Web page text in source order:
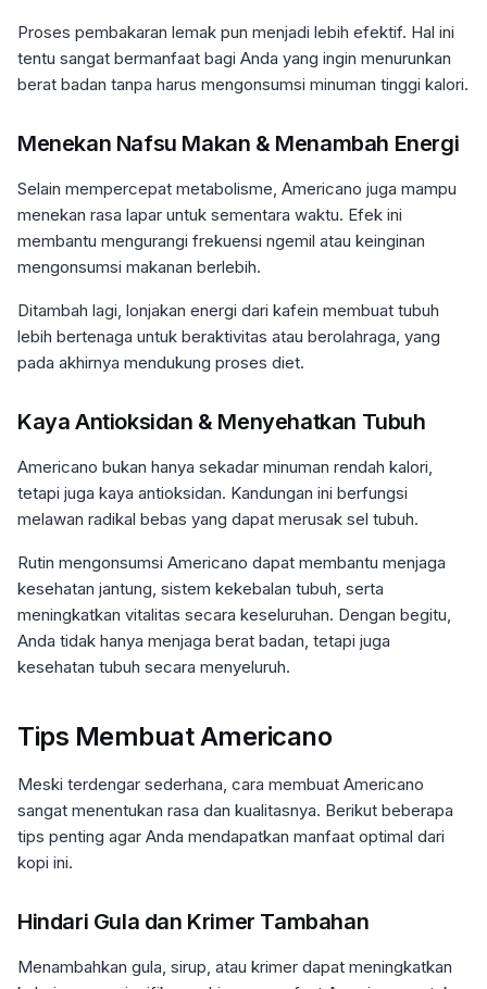
Proses pembakaran lemak pun menjadi lebih efektif. Hal ini
tentu sangat bermanfaat bagi Anda yang ingin menurunkan
berat badan tanpa harus mengonsumsi minuman tinggi kalori.
Menekan Nafsu Makan & Menambah Energi
Selain mempercepat metabolisme, Americano juga mampu
menekan rasa lapar untuk sementara waktu. Efek ini
membantu mengurangi frekuensi ngemil atau keinginan
mengonsumsi makanan berlebih.
Ditambah lagi, lonjakan energi dari kafein membuat tubuh
lebih bertenaga untuk beraktivitas atau berolahraga, yang
pada akhirnya mendukung proses diet.
Kaya Antioksidan & Menyehatkan Tubuh
Americano bukan hanya sekadar minuman rendah kalori,
tetapi juga kaya antioksidan. Kandungan ini berfungsi
melawan radikal bebas yang dapat merusak sel tubuh.
Rutin mengonsumsi Americano dapat membantu menjaga
kesehatan jantung, sistem kekebalan tubuh, serta
meningkatkan vitalitas secara keseluruhan. Dengan begitu,
Anda tidak hanya menjaga berat badan, tetapi juga
kesehatan tubuh secara menyeluruh.
Tips Membuat Americano
Meski terdengar sederhana, cara membuat Americano
sangat menentukan rasa dan kualitasnya. Berikut beberapa
tips penting agar Anda mendapatkan manfaat optimal dari
kopi ini.
Hindari Gula dan Krimer Tambahan
Menambahkan gula, sirup, atau krimer dapat meningkatkan